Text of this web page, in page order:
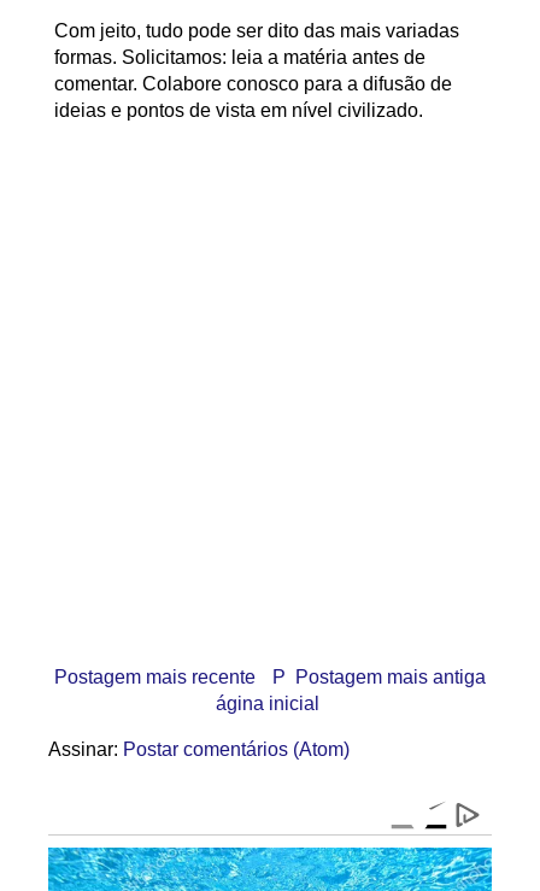
Com jeito, tudo pode ser dito das mais variadas
formas. Solicitamos: leia a matéria antes de
comentar. Colabore conosco para a difusão de
ideias e pontos de vista em nível civilizado.
Postagem mais recente Postagem mais antiga
P
ágina inicial
Assinar: Postar comentários (Atom)